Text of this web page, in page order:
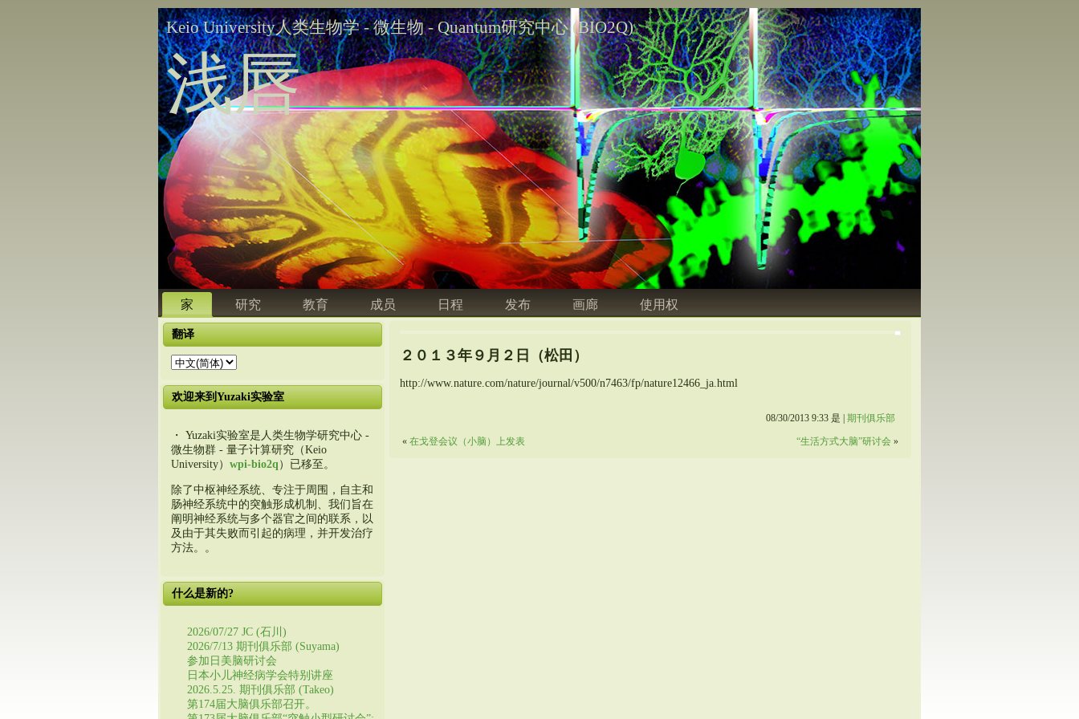
Keio University人类生物学 - 微生物 - Quantum研究中心 (BIO2Q)
浅唇
家 研究 教育 成员 日程 发布 画廊 使用权
翻译
欢迎来到Yuzaki实验室
・ Yuzaki实验室是人类生物学研究中心 -
微生物群 - 量子计算研究（Keio
University） wpi-bio2q ）已移至。
除了中枢神经系统、专注于周围，自主和
肠神经系统中的突触形成机制、我们旨在
阐明神经系统与多个器官之间的联系，以
及由于其失败而引起的病理，并开发治疗
方法。。
什么是新的?
2026/07/27 JC (石川)
2026/7/13 期刊俱乐部 (Suyama)
参加日美脑研讨会
日本小儿神经病学会特别讲座
2026.5.25. 期刊俱乐部 (Takeo)
第174届大脑俱乐部召开。
２０１３年９月２日（松田）
http://www.nature.com/nature/journal/v500/n7463/fp/nature12466_ja.html
08/30/2013 9:33 是 |期刊俱乐部
« 在戈登会议（小脑）上发表 “生活方式大脑”研讨会»